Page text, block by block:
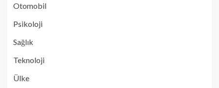
Otomobil
Psikoloji
Sağlık
Teknoloji
Ülke